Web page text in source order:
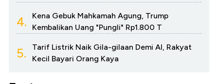
4.
Kena Gebuk Mahkamah Agung, Trump
Kembalikan Uang "Pungli" Rp1.800 T
5.
Tarif Listrik Naik Gila-gilaan Demi AI, Rakyat
Kecil Bayari Orang Kaya